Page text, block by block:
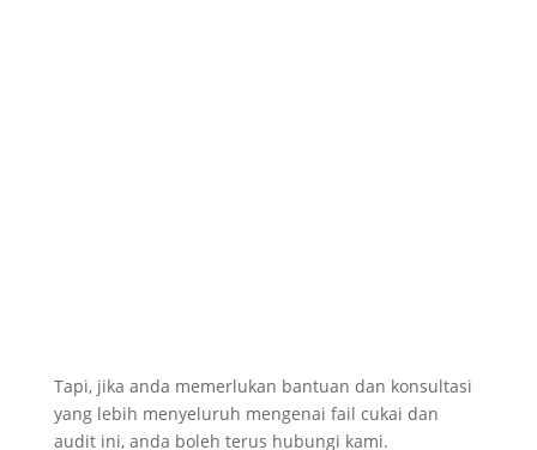
Tapi, jika anda memerlukan bantuan dan konsultasi
yang lebih menyeluruh mengenai fail cukai dan
audit ini, anda boleh terus hubungi kami.